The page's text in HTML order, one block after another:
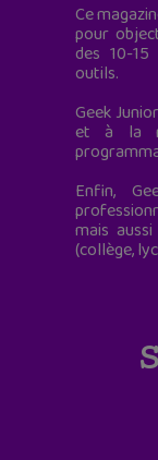
Ce
pour
des 10-
outils.
Geek
et à la
Enfin,
mais
(collège,